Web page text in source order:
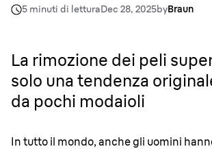
5 minuti di letturaDec 28, 2025byBraun
La rimozione dei peli
solo una tendenza
da pochi modaioli
In tutto il mondo, anche gli uomini